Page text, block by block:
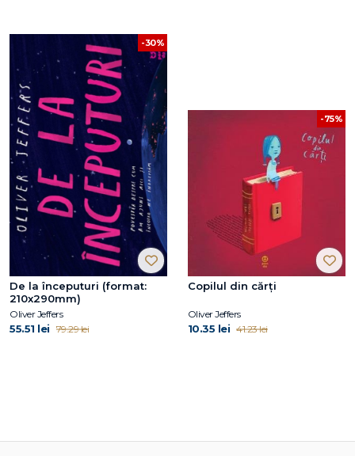
-30%
De la începuturi (format:
210x290mm)
Oliver Jeffers
55.51 lei 79.29 lei
-75%
Copilul din cărți
Oliver Jeffers
10.35 lei 41.23 lei